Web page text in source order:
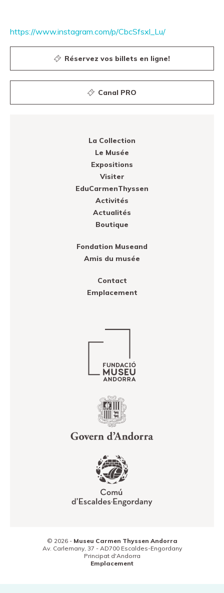
https://www.instagram.com/p/CbcSfsxl_Lu/
Réservez vos billets en ligne!
Canal PRO
La Collection
Le Musée
Expositions
Visiter
EduCarmenThyssen
Activités
Actualités
Boutique
Fondation Museand
Amis du musée
Contact
Emplacement
© 2026 - Museu Carmen Thyssen Andorra
Av. Carlemany, 37 - AD700 Escaldes-Engordany
Principat d'Andorra
Emplacement